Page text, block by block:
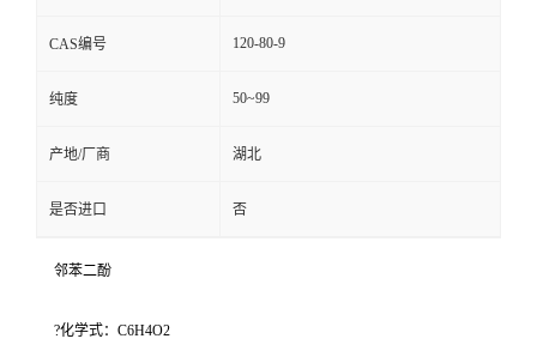
CAS编号 120-80-9
纯度 50~99
产地/厂商 湖北
是否进口 否
邻苯二酚
?化学式：C6H4O2